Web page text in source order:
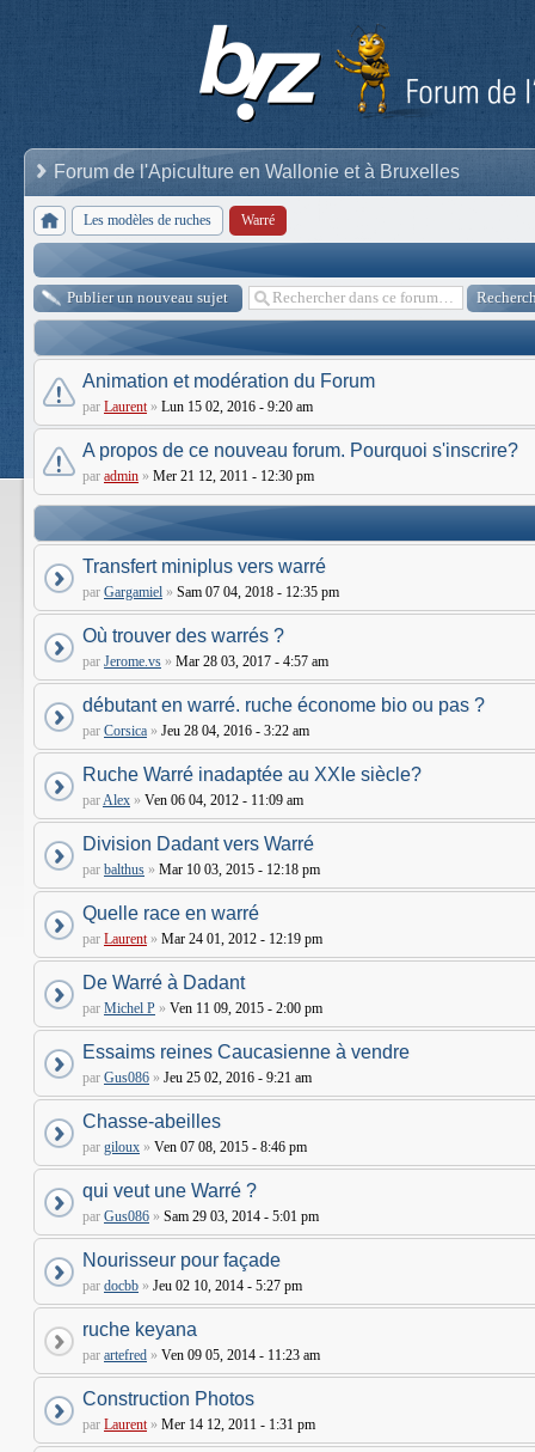
Forum de l'Apiculture en Wallonie et à Bruxelles
Les modèles de ruches Warré
Publier un nouveau sujet
Animation et modération du Forum
par Laurent » Lun 15 02, 2016 - 9:20 am
A propos de ce nouveau forum. Pourquoi s'inscrire?
par admin » Mer 21 12, 2011 - 12:30 pm
Transfert miniplus vers warré
par Gargamiel » Sam 07 04, 2018 - 12:35 pm
Où trouver des warrés ?
par Jerome.vs » Mar 28 03, 2017 - 4:57 am
débutant en warré. ruche économe bio ou pas ?
par Corsica » Jeu 28 04, 2016 - 3:22 am
Ruche Warré inadaptée au XXIe siècle?
parAlex » Ven 06 04, 2012 - 11:09 am
Division Dadant vers Warré
par balthus » Mar 10 03, 2015 - 12:18 pm
Quelle race en warré
par Laurent » Mar 24 01, 2012 - 12:19 pm
De Warré à Dadant
par Michel P » Ven 11 09, 2015 - 2:00 pm
Essaims reines Caucasienne à vendre
par Gus086 » Jeu 25 02, 2016 - 9:21 am
Chasse-abeilles
par giloux » Ven 07 08, 2015 - 8:46 pm
qui veut une Warré ?
par Gus086 » Sam 29 03, 2014 - 5:01 pm
Nourisseur pour façade
par docbb » Jeu 02 10, 2014 - 5:27 pm
ruche keyana
par artefred » Ven 09 05, 2014 - 11:23 am
Construction Photos
par Laurent » Mer 14 12, 2011 - 1:31 pm